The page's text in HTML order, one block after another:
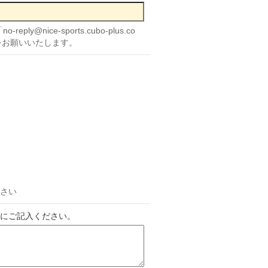
reply@nice-sports.cubo-plus.co
願いいたします。
い
ご記入ください。